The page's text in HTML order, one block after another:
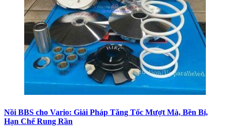
Nồi BBS cho Vario: Giải Pháp Tăng Tốc Mượt Mà, Bền Bỉ,
Hạn Chế Rung Rần